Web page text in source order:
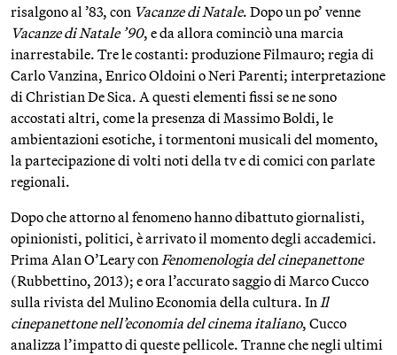
risalgono al ’83, con Vacanze di Natale. Dopo un po’ venne
Vacanze di Natale ’90, e da allora cominciò una marcia
inarrestabile. Tre le costanti: produzione Filmauro; regia di
Carlo Vanzina, Enrico Oldoini o Neri Parenti; interpretazione
di Christian De Sica. A questi elementi fissi se ne sono
accostati altri, come la presenza di Massimo Boldi, le
ambientazioni esotiche, i tormentoni musicali del momento,
la partecipazione di volti noti della tv e di comici con parlate
regionali.
Dopo che attorno al fenomeno hanno dibattuto giornalisti,
opinionisti, politici, è arrivato il momento degli accademici.
Prima Alan O’Leary conFenomenologia del cinepanettone
(Rubbettino, 2013); e ora l’accurato saggio di Marco Cucco
sulla rivista del Mulino Economia della cultura. InIl
cinepanettone nell’economia del cinema italiano, Cucco
analizza l’impatto di queste pellicole. Tranne che negli ultimi